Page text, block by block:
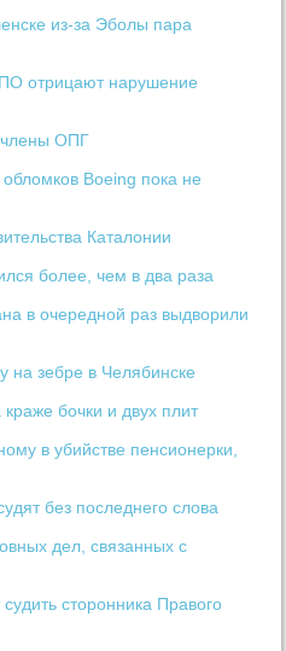
из-за Эболы пара
отрицают нарушение
ОПГ
Boeing пока не
Каталонии
более, чем в два раза
в очередной раз выдворили
на зебре в Челябинске
бочки и двух плит
в убийстве пенсионерки,
без последнего слова
дел, связанных с
сторонника Правого